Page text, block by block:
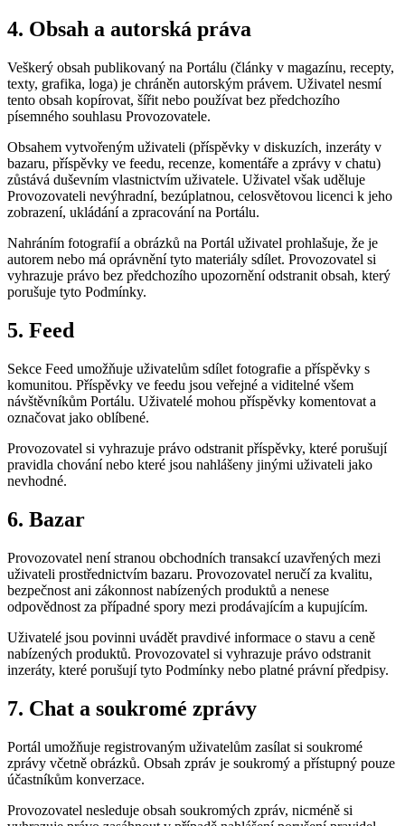
4. Obsah a autorská práva
Veškerý obsah publikovaný na Portálu (články v magazínu, recepty,
texty, grafika, loga) je chráněn autorským právem. Uživatel nesmí
tento obsah kopírovat, šířit nebo používat bez předchozího
písemného souhlasu Provozovatele.
Obsahem vytvořeným uživateli (příspěvky v diskuzích, inzeráty v
bazaru, příspěvky ve feedu, recenze, komentáře a zprávy v chatu)
zůstává duševním vlastnictvím uživatele. Uživatel však uděluje
Provozovateli nevýhradní, bezúplatnou, celosvětovou licenci k jeho
zobrazení, ukládání a zpracování na Portálu.
Nahráním fotografií a obrázků na Portál uživatel prohlašuje, že je
autorem nebo má oprávnění tyto materiály sdílet. Provozovatel si
vyhrazuje právo bez předchozího upozornění odstranit obsah, který
porušuje tyto Podmínky.
5. Feed
Sekce Feed umožňuje uživatelům sdílet fotografie a příspěvky s
komunitou. Příspěvky ve feedu jsou veřejné a viditelné všem
návštěvníkům Portálu. Uživatelé mohou příspěvky komentovat a
označovat jako oblíbené.
Provozovatel si vyhrazuje právo odstranit příspěvky, které porušují
pravidla chování nebo které jsou nahlášeny jinými uživateli jako
nevhodné.
6. Bazar
Provozovatel není stranou obchodních transakcí uzavřených mezi
uživateli prostřednictvím bazaru. Provozovatel neručí za kvalitu,
bezpečnost ani zákonnost nabízených produktů a nenese
odpovědnost za případné spory mezi prodávajícím a kupujícím.
Uživatelé jsou povinni uvádět pravdivé informace o stavu a ceně
nabízených produktů. Provozovatel si vyhrazuje právo odstranit
inzeráty, které porušují tyto Podmínky nebo platné právní předpisy.
7. Chat a soukromé zprávy
Portál umožňuje registrovaným uživatelům zasílat si soukromé
zprávy včetně obrázků. Obsah zpráv je soukromý a přístupný pouze
účastníkům konverzace.
Provozovatel nesleduje obsah soukromých zpráv, nicméně si